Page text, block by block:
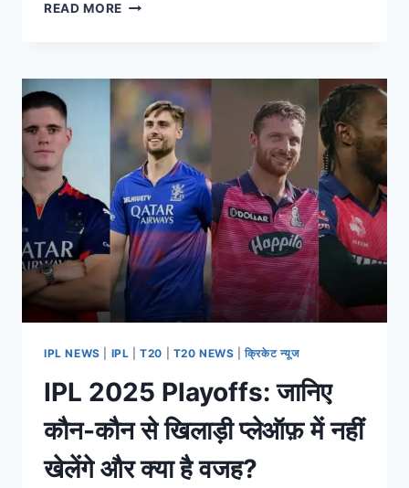
READ MORE
IPL NEWS IPL |T20 T20 NEWS |क्रिकेट न्यूज
IPL 2025 Playoffs: जानिए
कौन-कौन से खिलाड़ी प्लेऑफ़ में नहीं
खेलेंगे और क्या है वजह?